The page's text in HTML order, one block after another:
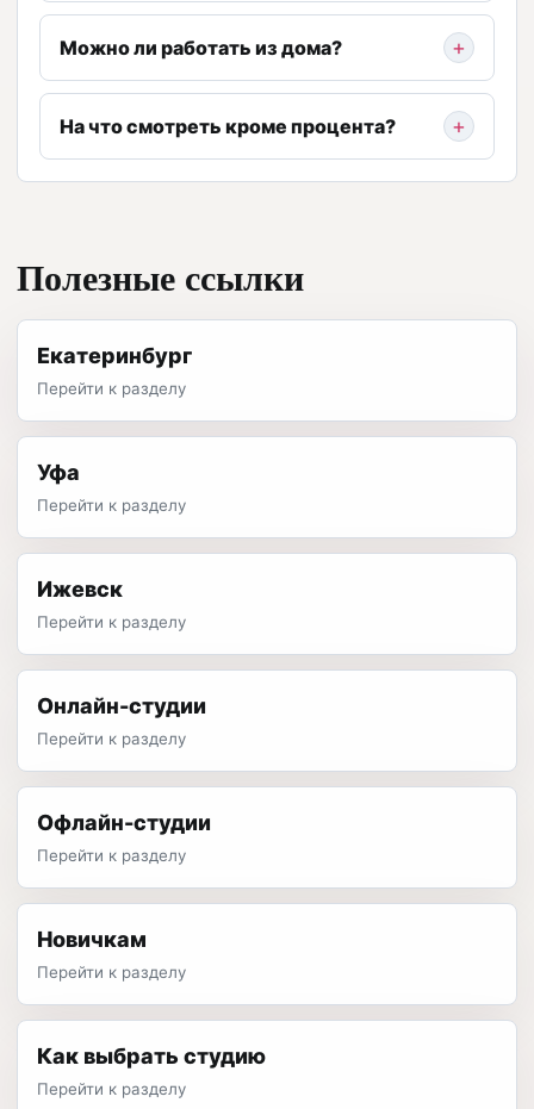
Можно ли работать из дома?
На что смотреть кроме процента?
Полезные ссылки
Екатеринбург
Перейти к разделу
Уфа
Перейти к разделу
Ижевск
Перейти к разделу
Онлайн-студии
Перейти к разделу
Офлайн-студии
Перейти к разделу
Новичкам
Перейти к разделу
Как выбрать студию
Перейти к разделу